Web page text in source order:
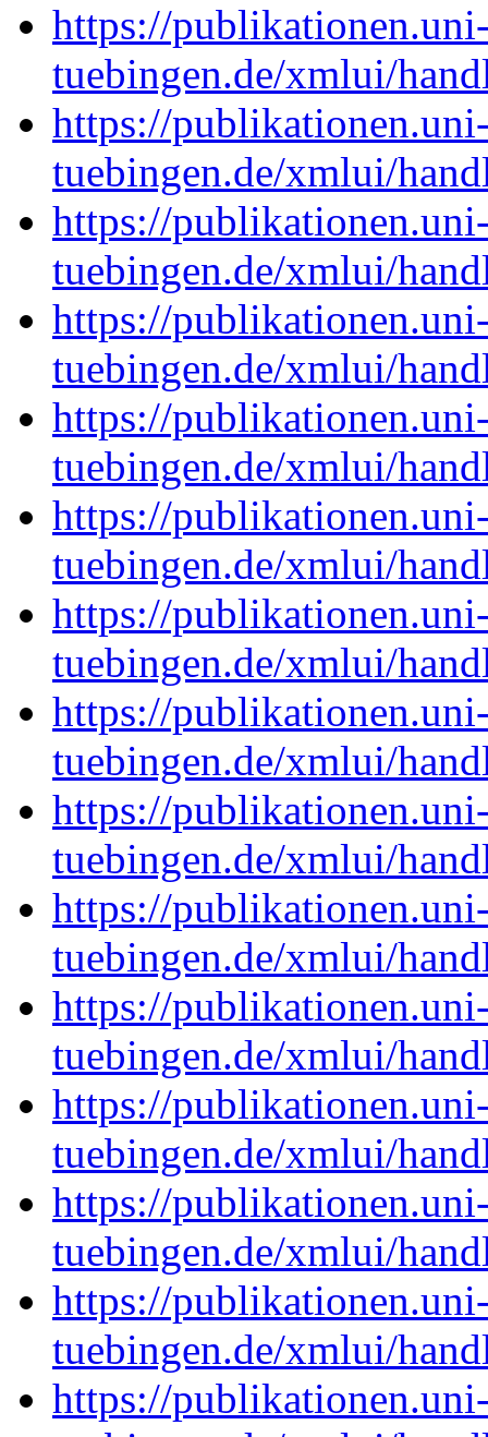
https://
tuebingen.de/xmlui/
https://
tuebingen.de/xmlui/
https://
tuebingen.de/xmlui/
https://
tuebingen.de/xmlui/
https://
tuebingen.de/xmlui/
https://
tuebingen.de/xmlui/
https://
tuebingen.de/xmlui/
https://
tuebingen.de/xmlui/
https://
tuebingen.de/xmlui/
https://
tuebingen.de/xmlui/
https://
tuebingen.de/xmlui/
https://
tuebingen.de/xmlui/
https://
tuebingen.de/xmlui/
https://
tuebingen.de/xmlui/
https://